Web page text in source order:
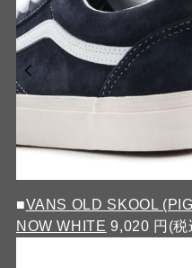
■VANS OLD SKOOL
NOW WHITE 9,020 円(税